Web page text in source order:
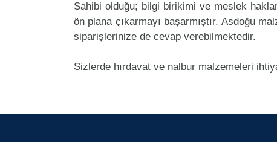
Sahibi olduğu; bilgi birikimi ve meslek
ön plana çıkarmayı başarmıştır. Asdoğu
siparişlerinize de cevap verebilmektedir.
Sizlerde hırdavat ve nalbur malzemeleri